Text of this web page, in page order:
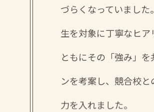
づらくなっていまし
生を対象に丁寧なヒ
ともにその「強み」
ンを考案し、競合校
力を入れました。